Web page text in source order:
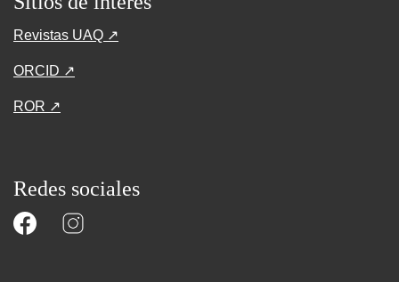
Revistas UAQ ↗
ORCID ↗
ROR ↗
Redes sociales